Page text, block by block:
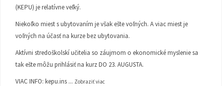
(KEPU) je relatívne veľký.
Niekoľko miest s ubytovaním je však ešte voľných. A viac miest je
voľných na účasť na kurze bez ubytovania.
Aktívni stredoškolskí učitelia so záujmom o ekonomické myslenie sa
tak ešte môžu prihlásiť na kurz DO 23. AUGUSTA.
VIAC INFO: kepu.ins ... Zobraziť viac